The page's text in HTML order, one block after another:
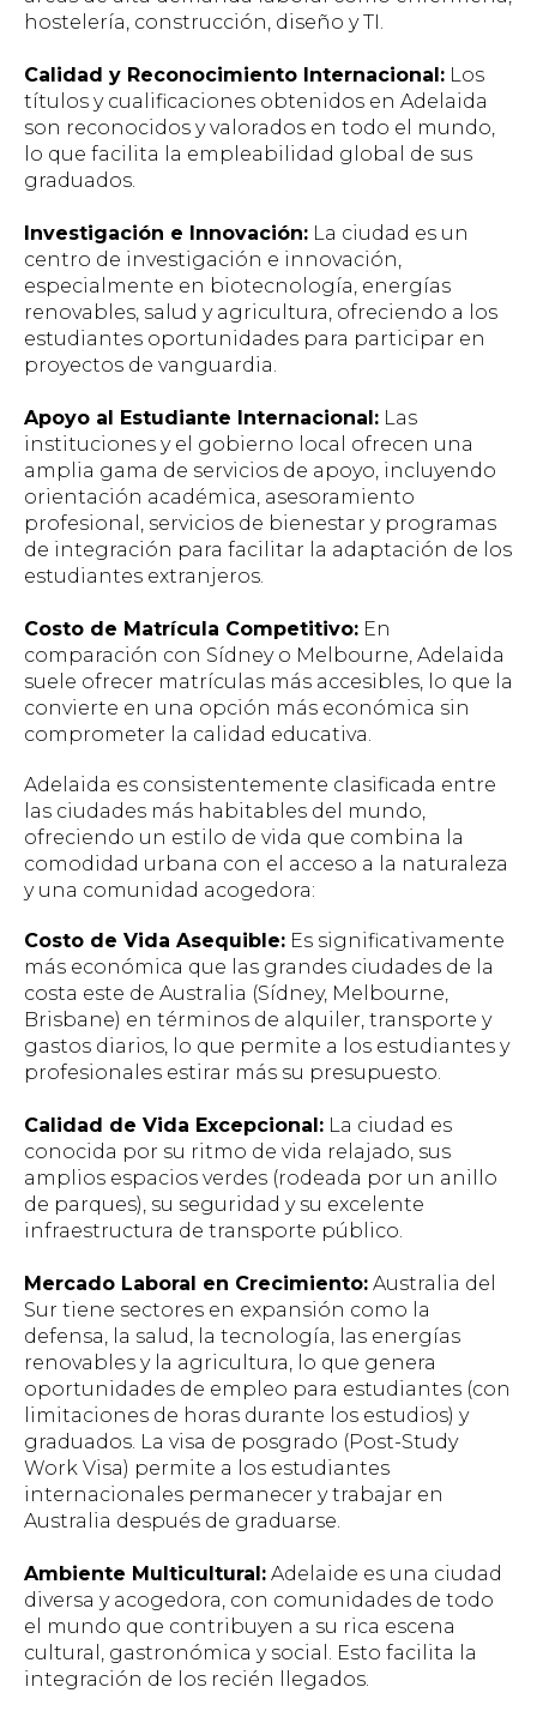
hostelería, construcción, diseño y TI.
Calidad y Reconocimiento Internacional: Los
títulos y cualificaciones obtenidos en Adelaida
son reconocidos y valorados en todo el mundo,
lo que facilita la empleabilidad global de sus
graduados.
Investigación e Innovación: La ciudad es un
centro de investigación e innovación,
especialmente en biotecnología, energías
renovables, salud y agricultura, ofreciendo a los
estudiantes oportunidades para participar en
proyectos de vanguardia.
Apoyo al Estudiante Internacional: Las
instituciones y el gobierno local ofrecen una
amplia gama de servicios de apoyo, incluyendo
orientación académica, asesoramiento
profesional, servicios de bienestar y programas
de integración para facilitar la adaptación de los
estudiantes extranjeros.
Costo de Matrícula Competitivo: En
comparación con Sídney o Melbourne, Adelaida
suele ofrecer matrículas más accesibles, lo que la
convierte en una opción más económica sin
comprometer la calidad educativa.
Adelaida es consistentemente clasificada entre
las ciudades más habitables del mundo,
ofreciendo un estilo de vida que combina la
comodidad urbana con el acceso a la naturaleza
y una comunidad acogedora:
Costo de Vida Asequible: Es significativamente
más económica que las grandes ciudades de la
costa este de Australia (Sídney, Melbourne,
Brisbane) en términos de alquiler, transporte y
gastos diarios, lo que permite a los estudiantes y
profesionales estirar más su presupuesto.
Calidad de Vida Excepcional: La ciudad es
conocida por su ritmo de vida relajado, sus
amplios espacios verdes (rodeada por un anillo
de parques), su seguridad y su excelente
infraestructura de transporte público.
Mercado Laboral en Crecimiento: Australia del
Sur tiene sectores en expansión como la
defensa, la salud, la tecnología, las energías
renovables y la agricultura, lo que genera
oportunidades de empleo para estudiantes (con
limitaciones de horas durante los estudios) y
graduados. La visa de posgrado (Post-Study
Work Visa) permite a los estudiantes
internacionales permanecer y trabajar en
Australia después de graduarse.
Ambiente Multicultural: Adelaide es una ciudad
diversa y acogedora, con comunidades de todo
el mundo que contribuyen a su rica escena
cultural, gastronómica y social. Esto facilita la
integración de los recién llegados.